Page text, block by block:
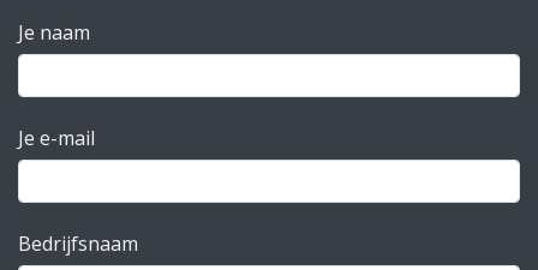
Je naam
Je e-mail
Bedrijfsnaam